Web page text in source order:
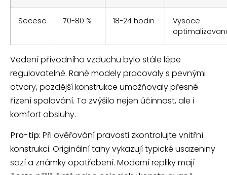
Secese 70-80 % 18-24 hodin
Vysoce
Vedení přívodního vzduchu bylo stále lépe
regulovatelné. Rané modely pracovaly s pevnými
otvory, pozdější konstrukce umožňovaly přesné
řízení spalování. To zvýšilo nejen účinnost, ale i
komfort obsluhy.
Pro-tip: Při ověřování pravosti zkontrolujte vnitřní
konstrukci. Originální tahy vykazují typické usazeniny
sazí a známky opotřebení. Moderní repliky mají